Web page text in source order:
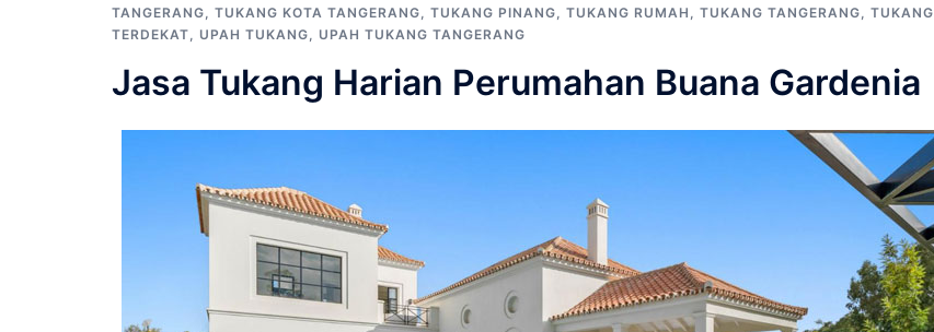
TANGERANG, TUKANG KOTA TANGERANG, TUKANG PINANG, TUKANG RUMAH , TUKANG TANGERANG, TUKANG
TERDEKAT, UPAH TUKANG, UPAH TUKANG TANGERANG
Jasa Tukang Harian Perumahan Buana Gardenia